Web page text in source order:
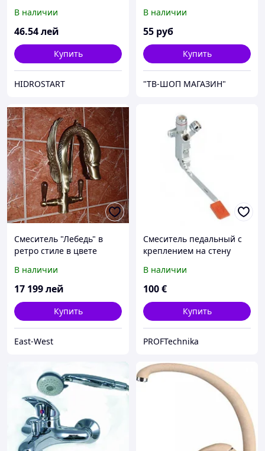
В наличии
46.54лей
Купить
HIDROSTART
В наличии
55 руб
Купить
"ТВ-ШОП МАГАЗИН"
Смеситель "Лебедь" в
ретро стиле в цвете
В наличии
17 199лей
Купить
East-West
Смеситель педальный с
креплением на стену
В наличии
100€
Купить
PROFTechnika